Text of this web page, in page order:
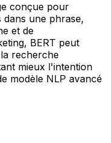
conçue pour
une phrase,
et de
BERT peut
recherche
mieux l'intention
modèle NLP avancé